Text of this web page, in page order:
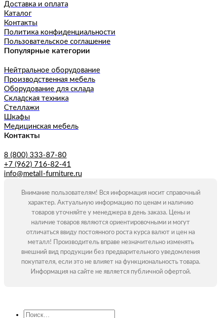
Доставка и оплата
Каталог
Контакты
Политика конфиденциальности
Пользовательское соглашение
Популярные категории
Нейтральное оборудование
Производственная мебель
Оборудование для склада
Складская техника
Стеллажи
Шкафы
Медицинская мебель
Контакты
8 (800) 333-87-80
+7 (962) 716-82-41
info@metall-furniture.ru
Внимание пользователям! Вся информация носит справочный
характер. Актуальную информацию по ценам и наличию
товаров уточняйте у менеджера в день заказа. Цены и
наличие товаров являются ориентировочными и могут
отличаться ввиду постоянного роста курса валют и цен на
металл! Производитель вправе незначительно изменять
внешний вид продукции без предварительного уведомления
покупателя, если это не влияет на функциональность товара.
Информация на сайте не является публичной офертой.
Искать: